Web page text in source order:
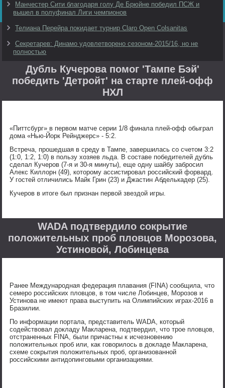
Манчестер Сити благодаря голу Де Брюйне победил ПСЖ и
вышел в полуфинал Лиги чемпионов
Телиана Перейра покидает турнир Claro Open Colsanitas
Секретарев: Динамо удовлетворено сезоном-2015/16, но не
полностью
Дубль Кучерова помог 'Тампе Бэй'
победить 'Детройт' на старте плей-офф
НХЛ
«Питтсбург» в первом матче серии 1/8 финала плей-офф обыграл
дома «Нью-Йорк Рейнджерс» - 5:2.
Встреча, прошедшая в среду в Тампе, завершилась со счетом 3:2
(1:0, 1:2, 1:0) в пользу хозяев льда. В составе победителей дубль
сделал Кучеров (7-я и 30-я минуты), еще одну шайбу забросил
Алекс Киллорн (49), которому ассистировал российский форвард.
У гостей отличились Майк Грин (23) и Джастин Абделькадер (25).
Кучеров в итоге был признан первой звездой игры.
WADA подтвердило сокрытие
положительных проб пловцов Морозова,
Устиновой, Лобинцева
Ранее Международная федерация плавания (FINA) сообщила, что
семеро российских пловцов, в том числе Лобинцев, Морозов и
Устинова не имеют права выступить на Олимпийских играх-2016 в
Бразилии.
По информации портала, представитель WADA, который
содействовал докладу Макларена, подтвердил, что трое пловцов,
отстраненных FINA, были причастны к исчезновению
положительных проб или, как говорилось в докладе Макларена,
схеме сокрытия положительных проб, организованной
российскими антидопинговыми организациями.